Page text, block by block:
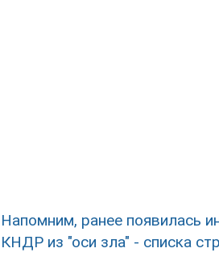
Напомним, ранее появилась
КНДР из "оси зла" - списка